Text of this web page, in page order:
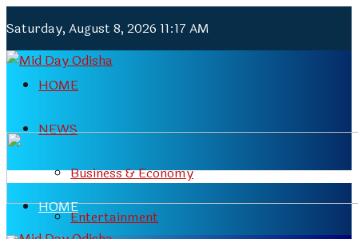
Saturday, August 8, 2026 11:17 AM
HOME
NEWS
Business & Economy
Entertainment
HOME